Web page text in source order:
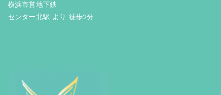
横浜市営地下鉄
センター北駅 より 徒歩2分